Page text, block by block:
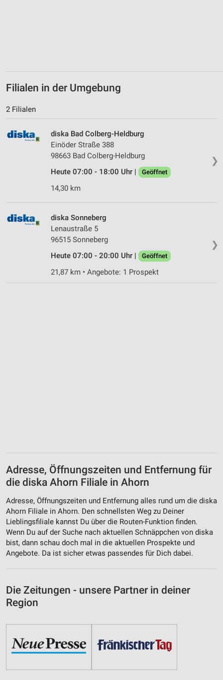
Filialen in der Umgebung
2 Filialen
❯
diska Bad Colberg-Heldburg
Einöder Straße 388
98663 Bad Colberg-Heldburg
Heute 07:00 - 18:00 Uhr |
Geöffnet
14,30 km
❯
diska Sonneberg
Lenaustraße 5
96515 Sonneberg
Heute 07:00 - 20:00 Uhr |
Geöffnet
21,87 km • Angebote: 1 Prospekt
Adresse, Öffnungszeiten und Entfernung für
die diska Ahorn Filiale in Ahorn
Adresse, Öffnungszeiten und Entfernung alles rund um die diska
Ahorn Filiale in Ahorn. Den schnellsten Weg zu Deiner
Lieblingsfiliale kannst Du über die Routen-Funktion finden.
Wenn Du auf der Suche nach aktuellen Schnäppchen von diska
bist, dann schau doch mal in die aktuellen Prospekte und
Angebote. Da ist sicher etwas passendes für Dich dabei.
Die Zeitungen - unsere Partner in deiner
Region
Verwendung von Profilen zur Auswahl
Messung der Performance von Inhalten
Analyse von Zielgruppen durch Statistiken oder
Kombinationen von Daten aus verschiedenen
Verwendung reduzierter Daten zur Auswahl von